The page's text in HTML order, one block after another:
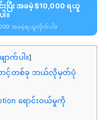
ပြီး အခမဲ့ $10,000 ရယူ
။
အခမဲ့ရယူလိုက်ပါ။
ောက်ပါ။]
ောင့်တစ်ခု ဘယ်လိုမှတ်ပုံ
ရောင်းဝယ်မှုကို